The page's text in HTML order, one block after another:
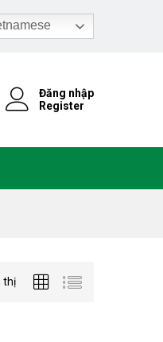
Đăng nhập
Register
thị